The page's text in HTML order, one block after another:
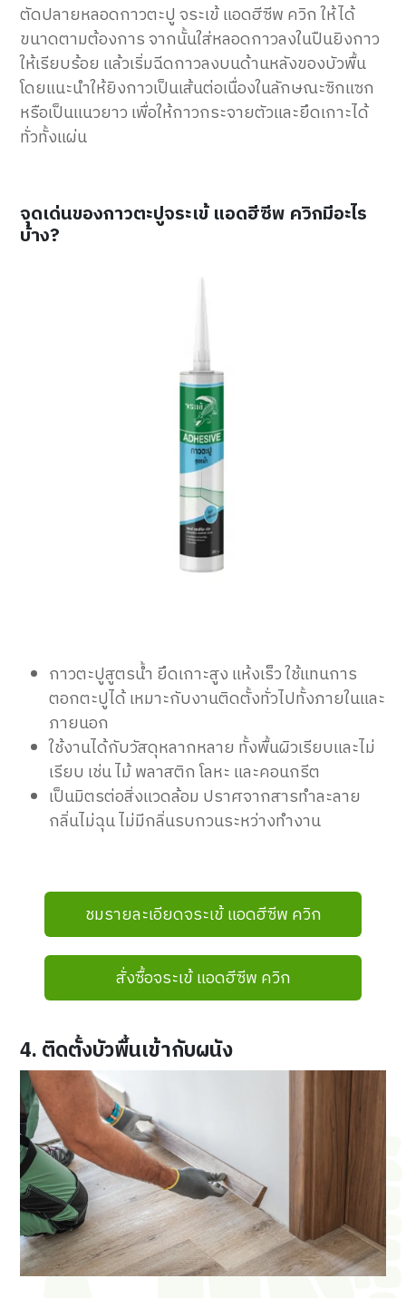
ตัดปลายหลอดกาวตะปู จระเข้ แอดฮีซีพ ควิก ให้ได้
ขนาดตามต้องการ จากนั้นใส่หลอดกาวลงในปืนยิงกาว
ให้เรียบร้อย แล้วเริ่มฉีดกาวลงบนด้านหลังของบัวพื้น
โดยแนะนำให้ยิงกาวเป็นเส้นต่อเนื่องในลักษณะซิกแซก
หรือเป็นแนวยาว เพื่อให้กาวกระจายตัวและยึดเกาะได้
ทั่วทั้งแผ่น
จุดเด่นของกาวตะปูจระเข้ แอดฮีซีพ ควิกมีอะไร
บ้าง?
กาวตะปูสูตรน้ำ ยึดเกาะสูง แห้งเร็ว ใช้แทนการ
ตอกตะปูได้ เหมาะกับงานติดตั้งทั่วไปทั้งภายในและ
ภายนอก
ใช้งานได้กับวัสดุหลากหลาย ทั้งพื้นผิวเรียบและไม่
เรียบ เช่น ไม้ พลาสติก โลหะ และคอนกรีต
เป็นมิตรต่อสิ่งแวดล้อม ปราศจากสารทำละลาย
กลิ่นไม่ฉุน ไม่มีกลิ่นรบกวนระหว่างทำงาน
ชมรายละเอียดจระเข้ แอดฮีซีพ ควิก
สั่งซื้อจระเข้ แอดฮีซีพ ควิก
4. ติดตั้งบัวพื้นเข้ากับผนัง